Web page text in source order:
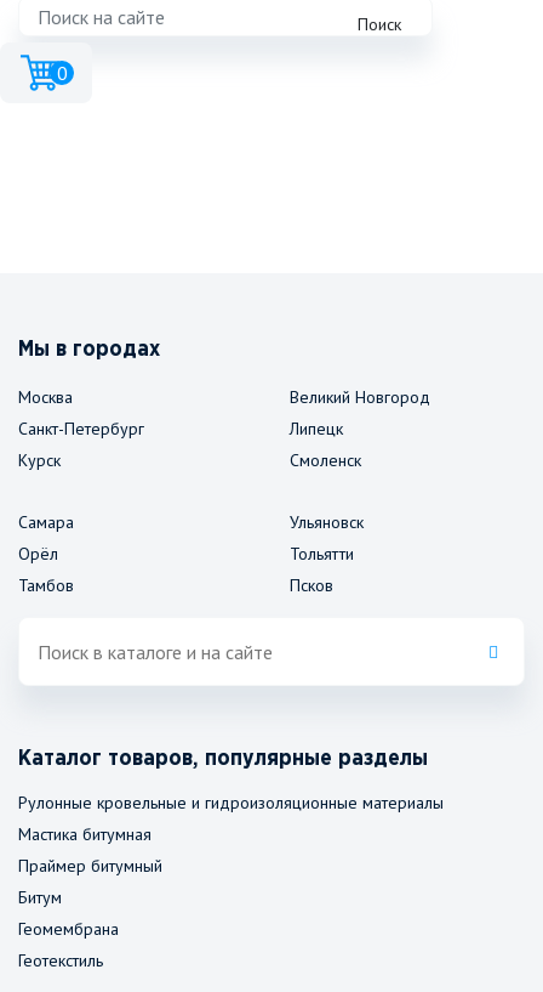
Поиск
0
Мы в городах
Москва
Санкт-Петербург
Курск
Великий Новгород
Липецк
Смоленск
Самара
Орёл
Тамбов
Ульяновск
Тольятти
Псков
Каталог товаров, популярные разделы
Рулонные кровельные и гидроизоляционные материалы
Мастика битумная
Праймер битумный
Битум
Геомембрана
Геотекстиль